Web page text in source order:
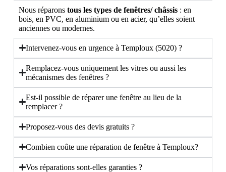
Nous réparons tous les types de fenêtres/ châssis: en
bois, en PVC, en aluminium ou en acier, qu’elles soient
anciennes ou modernes.
Intervenez-vous en urgence à Temploux (5020) ?
Remplacez-vous uniquement les vitres ou aussi les
mécanismes des fenêtres ?
Est-il possible de réparer une fenêtre au lieu de la
remplacer ?
Proposez-vous des devis gratuits ?
Combien coûte une réparation de fenêtre à Temploux?
Vos réparations sont-elles garanties ?